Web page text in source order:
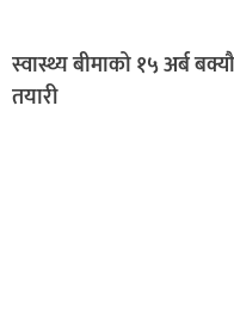
स्वास्थ्य बीमाको १५ अर्ब
तयारी